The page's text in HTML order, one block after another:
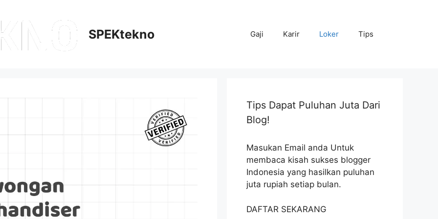
SPEKtekno Gaji Karir Loker Tips
Tips Dapat Puluhan Juta Dari
Blog!
Masukan Email anda Untuk
membaca kisah sukses blogger
Indonesia yang hasilkan puluhan
juta rupiah setiap bulan.
DAFTAR SEKARANG